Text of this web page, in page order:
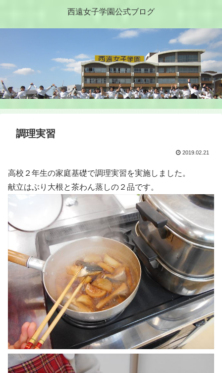
西遠女子学園公式ブログ
調理実習
2019.02.21
高校２年生の家庭基礎で調理実習を実施しました。
献立はぶり大根と茶わん蒸しの２品です。